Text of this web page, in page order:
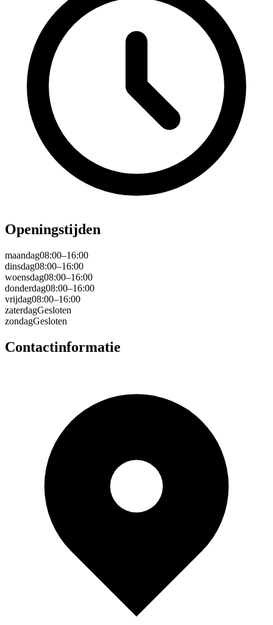
Openingstijden
maandag08:00–16:00
dinsdag08:00–16:00
woensdag08:00–16:00
donderdag08:00–16:00
vrijdag08:00–16:00
zaterdagGesloten
zondagGesloten
Contactinformatie